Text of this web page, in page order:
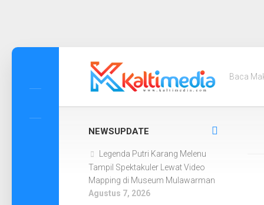
Skip
Baca
NEWSUPDATE
Legenda Putri Karang Melenu
Tampil Spektakuler Lewat Video
Mapping di Museum Mulawarman
Agustus 7, 2026